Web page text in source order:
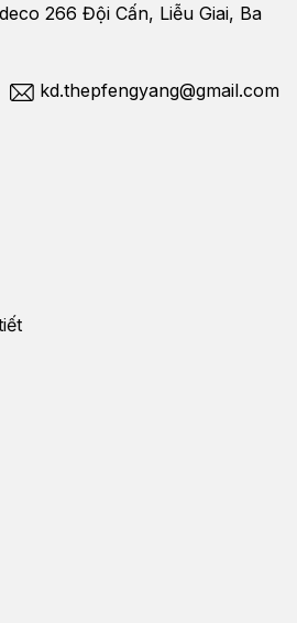
266 Đội Cấn, Liễu Giai, Ba
kd.thepfengyang@gmail.com